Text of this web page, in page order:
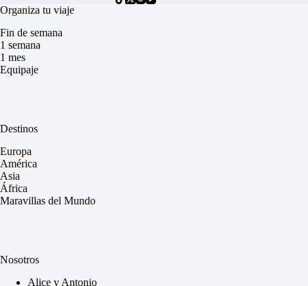
Organiza tu viaje
Fin de semana
1 semana
1 mes
Equipaje
Destinos
Europa
América
Asia
África
Maravillas del Mundo
Nosotros
Alice y Antonio